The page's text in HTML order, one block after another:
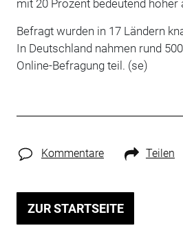
mit 20 Prozent bedeutend
Befragt wurden in 17 Ländern
In Deutschland nahmen rund
Online-Befragung teil. (se)
Kommentare Teilen
ZUR STARTSEITE